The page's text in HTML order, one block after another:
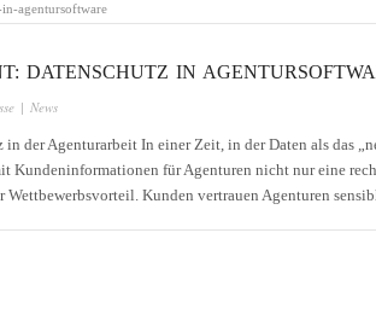
in-agentursoftware
DATENSCHUTZ IN
| News
der Agenturarbeit In einer Zeit, in der Daten als das
Kundeninformationen für Agenturen nicht nur eine
Wettbewerbsvorteil. Kunden vertrauen Agenturen